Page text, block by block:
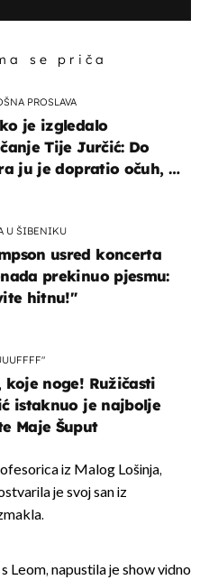
se priča
PROSLAVA
je izgledalo
Tije Jurčić: Do
ju je dopratio očuh, a
U ŠIBENIKU
usred koncerta
prekinuo pjesmu:
hitnu!"
koje noge! Ružičasti
istaknuo je najbolje
Maje Šuput
iz Malog Lošinja,
je svoj san iz
Leom, napustila je show vidno